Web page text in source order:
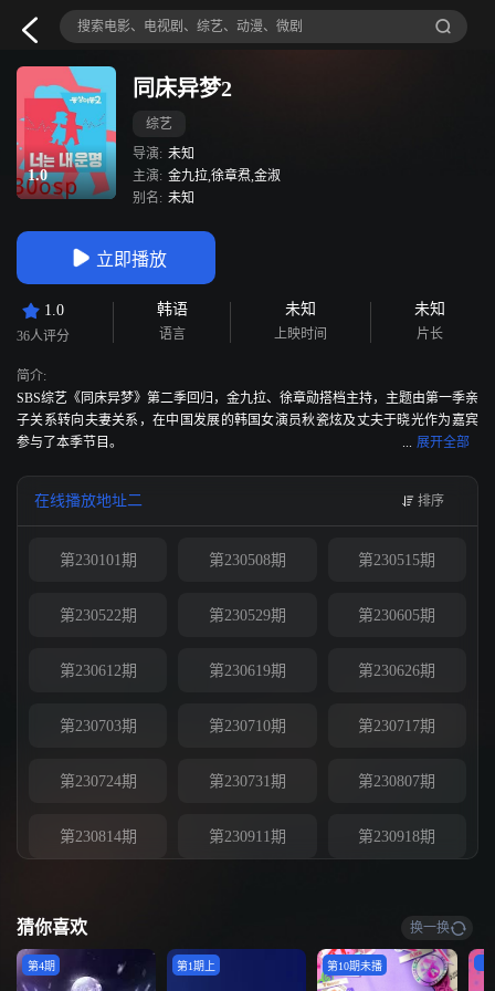
1.0
同床异梦2
综艺
导演: 未知
主演: 金九拉,徐章焄,金淑
别名: 未知
立即播放
1.0
36人评分
韩语
语言
未知
上映时间
未知
片长
简介:
SBS综艺《同床异梦》第二季回归，金九拉、徐章勋搭档主持，主题由第一季亲
子关系转向夫妻关系，在中国发展的韩国女演员秋瓷炫及丈夫于晓光作为嘉宾
参与了本季节目。
在线播放地址二 排序
第230101期 第230508期 第230515期
第230522期 第230529期 第230605期
第230612期 第230619期 第230626期
第230703期 第230710期 第230717期
第230724期 第230731期 第230807期
第230814期 第230911期 第230918期
第231023期 第231030期 第231106期
猜你喜欢 换一换
第4期 第1期上 第10期未播